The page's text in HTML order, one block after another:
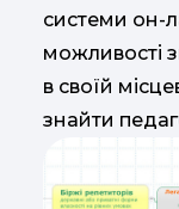
системи он-
можливості
в своїй
знайти